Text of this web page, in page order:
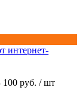
100 руб. / шт